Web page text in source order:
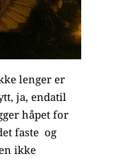
lenger er
ja, endatil
håpet for
faste og
ikke